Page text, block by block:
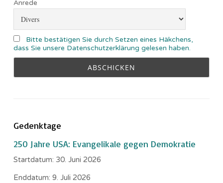
Anrede
Bitte bestätigen Sie durch Setzen eines Häkchens,
dass Sie unsere Datenschutzerklärung gelesen haben.
Gedenktage
250 Jahre USA: Evangelikale gegen Demokratie
Startdatum: 30. Juni 2026
Enddatum: 9. Juli 2026